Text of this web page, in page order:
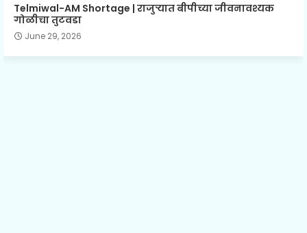
Telmiwal-AM Shortage | राजुऱ्यात बीपीच्या जीवनावश्यक
गोळीचा तुटवडा
June 29, 2026